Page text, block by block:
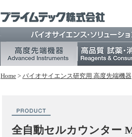
Home > バイオサイエンス研究⽤ 高度先端機器
全自動セルカウンター